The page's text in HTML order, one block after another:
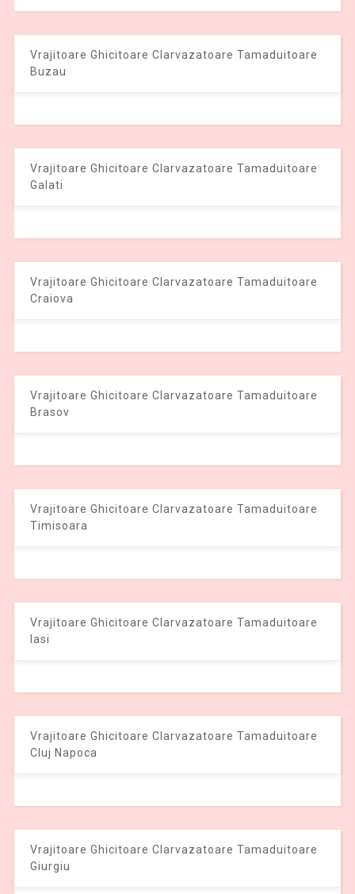
Vrajitoare Ghicitoare Clarvazatoare Tamaduitoare
Buzau
Vrajitoare Ghicitoare Clarvazatoare Tamaduitoare
Galati
Vrajitoare Ghicitoare Clarvazatoare Tamaduitoare
Craiova
Vrajitoare Ghicitoare Clarvazatoare Tamaduitoare
Brasov
Vrajitoare Ghicitoare Clarvazatoare Tamaduitoare
Timisoara
Vrajitoare Ghicitoare Clarvazatoare Tamaduitoare
Iasi
Vrajitoare Ghicitoare Clarvazatoare Tamaduitoare
Cluj Napoca
Vrajitoare Ghicitoare Clarvazatoare Tamaduitoare
Giurgiu